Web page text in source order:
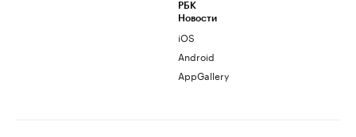
РБК
Новости
iOS
Android
AppGallery